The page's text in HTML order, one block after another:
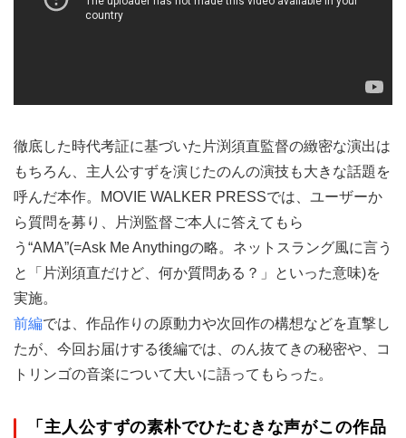
徹底した時代考証に基づいた片渕須直監督の緻密な演出は
もちろん、主人公すずを演じたのんの演技も大きな話題を
呼んだ本作。MOVIE WALKER PRESSでは、ユーザーか
ら質問を募り、片渕監督ご本人に答えてもら
う“AMA”(=Ask Me Anythingの略。ネットスラング風に言う
と「片渕須直だけど、何か質問ある？」といった意味)を
実施。
前編では、作品作りの原動力や次回作の構想などを直撃し
たが、今回お届けする後編では、のん抜てきの秘密や、コ
トリンゴの音楽について大いに語ってもらった。
「主人公すずの素朴でひたむきな声がこの作品